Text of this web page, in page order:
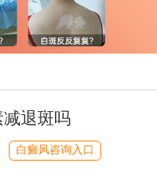
退斑吗
白癜风咨询入口